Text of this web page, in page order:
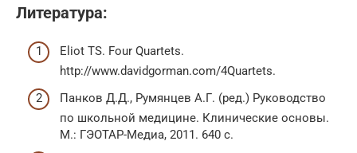
Литература:
Eliot TS. Four Quartets.
http://www.davidgorman.com/4Quartets.
Панков Д.Д., Румянцев А.Г. (ред.) Руководство
по школьной медицине. Клинические основы.
М.: ГЭОТАР-Медиа, 2011. 640 с.